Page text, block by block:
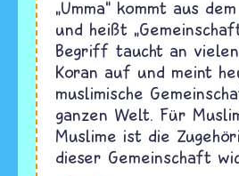
„Umma“ kommt aus
und heißt
Begriff taucht an
Koran auf und meint
muslimische
ganzen Welt. Für
Muslime ist die
dieser Gemeinschaft